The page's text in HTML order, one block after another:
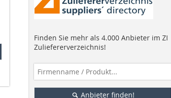
Finden Sie mehr als 4.000 Anbieter im ZI
Zuliefererverzeichnis!
Anbieter finden!